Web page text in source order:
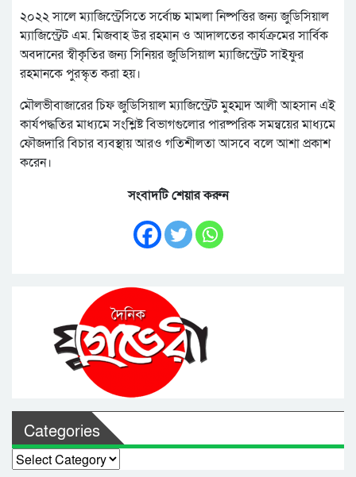
২০২২ সালে ম্যাজিস্ট্রেসিতে সর্বোচ্চ মামলা নিষ্পত্তির জন্য জুডিসিয়াল
ম্যাজিস্ট্রেট এম. মিজবাহ উর রহমান ও আদালতের কার্যক্রমের সার্বিক
অবদানের স্বীকৃতির জন্য সিনিয়র জুডিসিয়াল ম্যাজিস্ট্রেট সাইফুর
রহমানকে পুরস্কৃত করা হয়।
মৌলভীবাজারের চিফ জুডিসিয়াল ম্যাজিস্ট্রেট মুহম্মদ আলী আহসান এই
কার্যপদ্ধতির মাধ্যমে সংশ্লিষ্ট বিভাগগুলোর পারষ্পরিক সমন্বয়ের মাধ্যমে
ফৌজদারি বিচার ব্যবস্থায় আরও গতিশীলতা আসবে বলে আশা প্রকাশ
করেন।
সংবাদটি শেয়ার করুন
Categories
Categories